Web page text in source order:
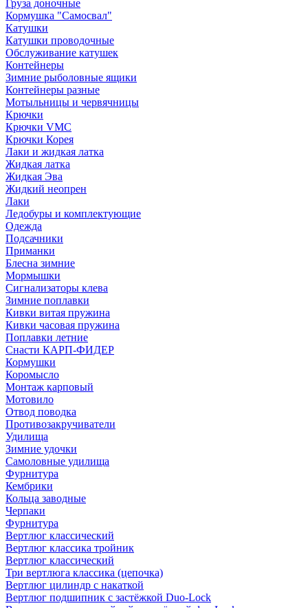
Груза доночные
Кормушка "Самосвал"
Катушки
Катушки проводочные
Обслуживание катушек
Контейнеры
Зимние рыболовные ящики
Контейнеры разные
Мотыльницы и червячницы
Крючки
Крючки VMC
Крючки Корея
Лаки и жидкая латка
Жидкая латка
Жидкая Эва
Жидкий неопрен
Лаки
Ледобуры и комплектующие
Одежда
Подсачники
Приманки
Блесна зимние
Мормышки
Сигнализаторы клева
Зимние поплавки
Кивки витая пружина
Кивки часовая пружина
Поплавки летние
Снасти КАРП-ФИДЕР
Кормушки
Коромысло
Монтаж карповый
Мотовило
Отвод поводка
Противозакручиватели
Удилища
Зимние удочки
Самоловные удилища
Фурнитура
Кембрики
Кольца заводные
Черпаки
Фурнитура
Вертлюг классический
Вертлюг классика тройник
Вертлюг классический
Три вертлюга классика (цепочка)
Вертлюг цилиндр с накаткой
Вертлюг подшипник с застёжкой Duo-Lock